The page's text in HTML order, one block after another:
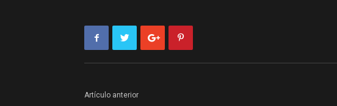
Artículo anterior